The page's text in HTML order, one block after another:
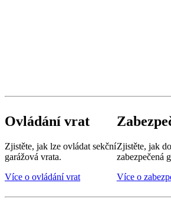
Ovládání vrat
Zjistěte, jak lze ovládat sekční
garážová vrata.
Více o ovládání vrat
Zjistěte, jak
zabezpečená
Více o